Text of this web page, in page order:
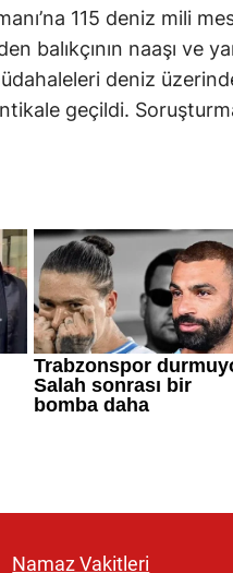
115 deniz mili
balıkçının naaşı ve
deniz
geçildi.
Namaz Vakitleri